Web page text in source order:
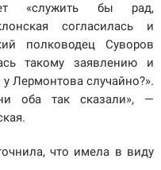
«служить бы рад,
согласилась и
полководец Суворов
такому заявлению и
Лермонтова случайно?».
оба так сказали», —
что имела в виду